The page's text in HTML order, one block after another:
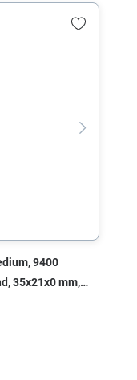
9400
35x21x0 mm,